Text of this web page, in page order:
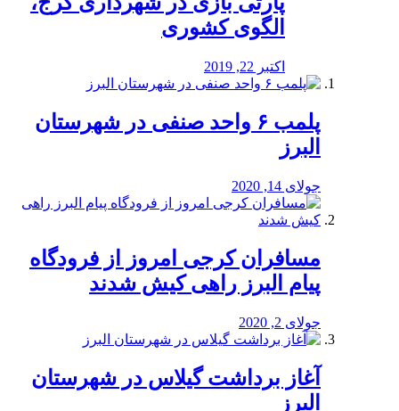
الگوی کشوری
اکتبر 22, 2019
پلمب ۶ واحد صنفی در شهرستان
البرز
جولای 14, 2020
مسافران کرجی امروز از فرودگاه
پیام البرز راهی کیش شدند
جولای 2, 2020
آغاز برداشت گیلاس در شهرستان
البرز